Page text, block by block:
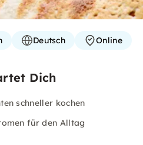
Deutsch Online
Dich
schneller kochen
für den Alltag